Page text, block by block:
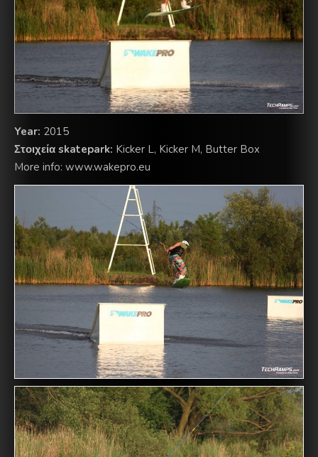
Year: 2015
Στοιχεία skatepark: Kicker L, Kicker M, Butter Box
More info: www.wakepro.eu